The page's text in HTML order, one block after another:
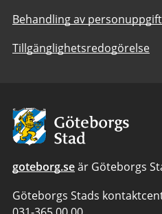
Behandling av
Tillgänglighetsredogörelse
Avsändare:
Göteborgs
Stad
goteborg.seär Göteborgs
Göteborgs Stads